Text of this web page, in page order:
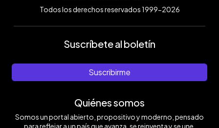
Todos los derechos reservados 1999-2026
Suscríbete al boletín
Suscribirme
Quiénes somos
Somos un portal abierto, propositivo y moderno, pensado
para reflejar a un país que avanza, se reinventa y se une.